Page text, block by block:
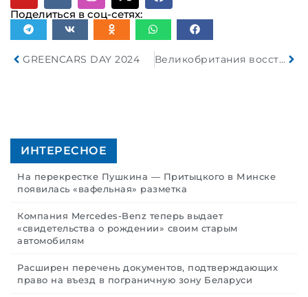
Поделиться в соц-сетях:
GREENCARS DAY 2024 Великобритания восстанавливает запрет на автомобили с ДВС
ИНТЕРЕСНОЕ
На перекрестке Пушкина — Притыцкого в Минске
появилась «вафельная» разметка
Компания Mercedes-Benz теперь выдает
«свидетельства о рождении» своим старым
автомобилям
Расширен перечень документов, подтверждающих
право на въезд в пограничную зону Беларуси